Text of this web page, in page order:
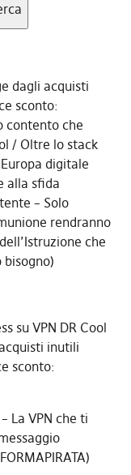
dagli acquisti
sconto:
contento che
Oltre lo stack
digitale
alla sfida
– Solo
rendranno
che
su VPN DR Cool
inutili
sconto:
La VPN che ti